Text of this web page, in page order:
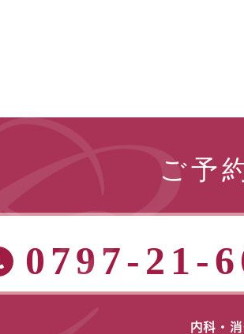
ご予
0797-21-
内科・